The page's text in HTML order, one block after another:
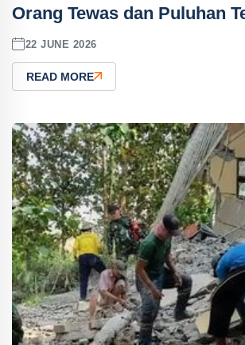
Orang Tewas dan Puluhan
22 JUNE 2026
READ MORE